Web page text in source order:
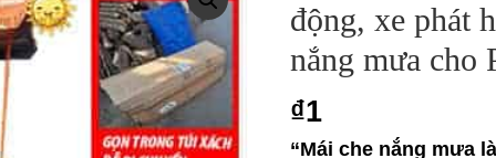
động, xe phát
nắng mưa cho
₫1
“Mái che nắng mưa